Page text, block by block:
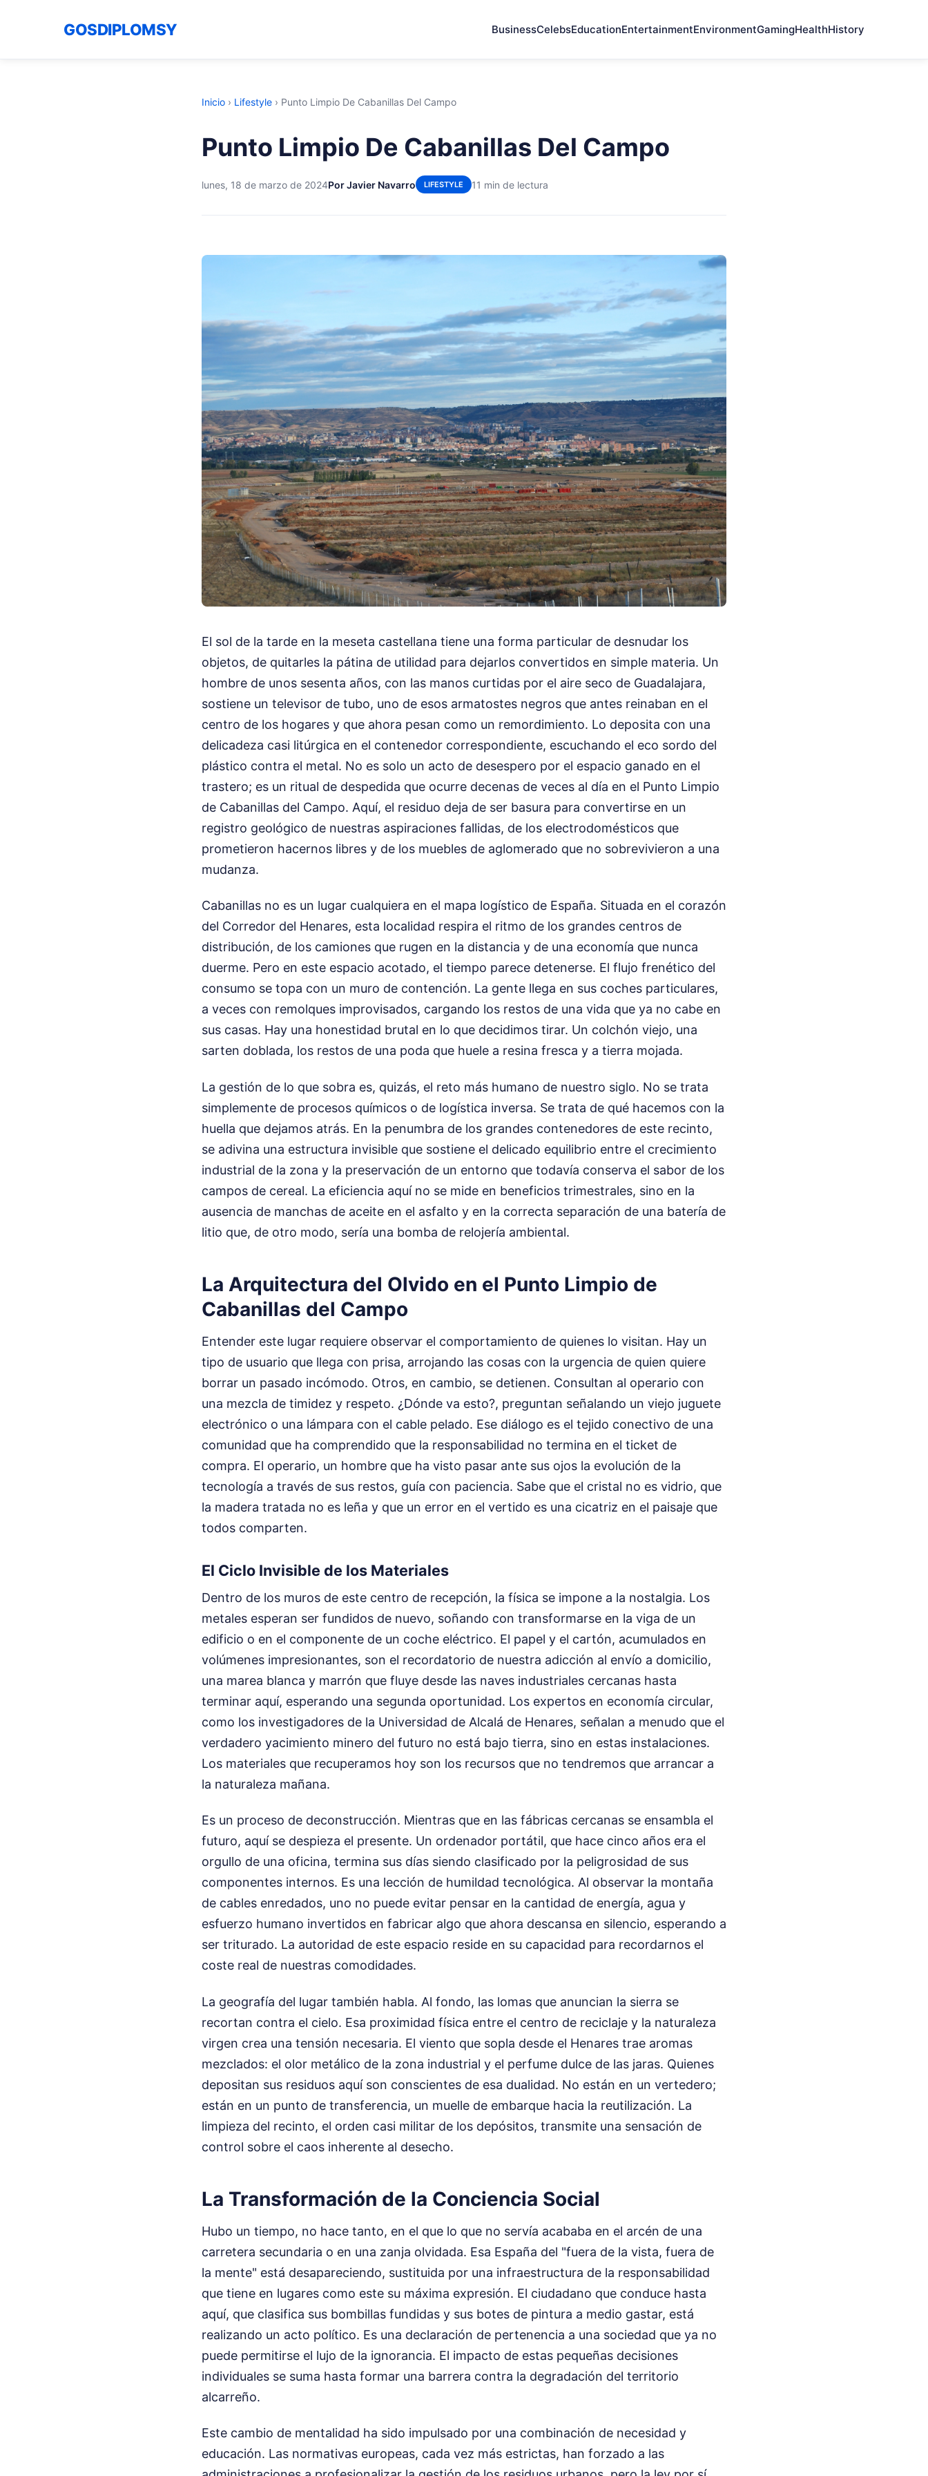
GOSDIPLOMSY BusinessCelebsEducationEntertainmentEnvironmentGamingHealthHistory
Inicio › Lifestyle › Punto Limpio De Cabanillas Del Campo
Punto Limpio De Cabanillas Del Campo
lunes, 18 de marzo de 2024Por Javier Navarro LIFESTYLE 11 min de lectura
El sol de la tarde en la meseta castellana tiene una forma particular de desnudar los
objetos, de quitarles la pátina de utilidad para dejarlos convertidos en simple materia. Un
hombre de unos sesenta años, con las manos curtidas por el aire seco de Guadalajara,
sostiene un televisor de tubo, uno de esos armatostes negros que antes reinaban en el
centro de los hogares y que ahora pesan como un remordimiento. Lo deposita con una
delicadeza casi litúrgica en el contenedor correspondiente, escuchando el eco sordo del
plástico contra el metal. No es solo un acto de desespero por el espacio ganado en el
trastero; es un ritual de despedida que ocurre decenas de veces al día en el Punto Limpio
de Cabanillas del Campo. Aquí, el residuo deja de ser basura para convertirse en un
registro geológico de nuestras aspiraciones fallidas, de los electrodomésticos que
prometieron hacernos libres y de los muebles de aglomerado que no sobrevivieron a una
mudanza.
Cabanillas no es un lugar cualquiera en el mapa logístico de España. Situada en el corazón
del Corredor del Henares, esta localidad respira el ritmo de los grandes centros de
distribución, de los camiones que rugen en la distancia y de una economía que nunca
duerme. Pero en este espacio acotado, el tiempo parece detenerse. El flujo frenético del
consumo se topa con un muro de contención. La gente llega en sus coches particulares,
a veces con remolques improvisados, cargando los restos de una vida que ya no cabe en
sus casas. Hay una honestidad brutal en lo que decidimos tirar. Un colchón viejo, una
sarten doblada, los restos de una poda que huele a resina fresca y a tierra mojada.
La gestión de lo que sobra es, quizás, el reto más humano de nuestro siglo. No se trata
simplemente de procesos químicos o de logística inversa. Se trata de qué hacemos con la
huella que dejamos atrás. En la penumbra de los grandes contenedores de este recinto,
se adivina una estructura invisible que sostiene el delicado equilibrio entre el crecimiento
industrial de la zona y la preservación de un entorno que todavía conserva el sabor de los
campos de cereal. La eficiencia aquí no se mide en beneficios trimestrales, sino en la
ausencia de manchas de aceite en el asfalto y en la correcta separación de una batería de
litio que, de otro modo, sería una bomba de relojería ambiental.
La Arquitectura del Olvido en el Punto Limpio de
Cabanillas del Campo
Entender este lugar requiere observar el comportamiento de quienes lo visitan. Hay un
tipo de usuario que llega con prisa, arrojando las cosas con la urgencia de quien quiere
borrar un pasado incómodo. Otros, en cambio, se detienen. Consultan al operario con
una mezcla de timidez y respeto. ¿Dónde va esto?, preguntan señalando un viejo juguete
electrónico o una lámpara con el cable pelado. Ese diálogo es el tejido conectivo de una
comunidad que ha comprendido que la responsabilidad no termina en el ticket de
compra. El operario, un hombre que ha visto pasar ante sus ojos la evolución de la
tecnología a través de sus restos, guía con paciencia. Sabe que el cristal no es vidrio, que
la madera tratada no es leña y que un error en el vertido es una cicatriz en el paisaje que
todos comparten.
El Ciclo Invisible de los Materiales
Dentro de los muros de este centro de recepción, la física se impone a la nostalgia. Los
metales esperan ser fundidos de nuevo, soñando con transformarse en la viga de un
edificio o en el componente de un coche eléctrico. El papel y el cartón, acumulados en
volúmenes impresionantes, son el recordatorio de nuestra adicción al envío a domicilio,
una marea blanca y marrón que fluye desde las naves industriales cercanas hasta
terminar aquí, esperando una segunda oportunidad. Los expertos en economía circular,
como los investigadores de la Universidad de Alcalá de Henares, señalan a menudo que el
verdadero yacimiento minero del futuro no está bajo tierra, sino en estas instalaciones.
Los materiales que recuperamos hoy son los recursos que no tendremos que arrancar a
la naturaleza mañana.
Es un proceso de deconstrucción. Mientras que en las fábricas cercanas se ensambla el
futuro, aquí se despieza el presente. Un ordenador portátil, que hace cinco años era el
orgullo de una oficina, termina sus días siendo clasificado por la peligrosidad de sus
componentes internos. Es una lección de humildad tecnológica. Al observar la montaña
de cables enredados, uno no puede evitar pensar en la cantidad de energía, agua y
esfuerzo humano invertidos en fabricar algo que ahora descansa en silencio, esperando a
ser triturado. La autoridad de este espacio reside en su capacidad para recordarnos el
coste real de nuestras comodidades.
La geografía del lugar también habla. Al fondo, las lomas que anuncian la sierra se
recortan contra el cielo. Esa proximidad física entre el centro de reciclaje y la naturaleza
virgen crea una tensión necesaria. El viento que sopla desde el Henares trae aromas
mezclados: el olor metálico de la zona industrial y el perfume dulce de las jaras. Quienes
depositan sus residuos aquí son conscientes de esa dualidad. No están en un vertedero;
están en un punto de transferencia, un muelle de embarque hacia la reutilización. La
limpieza del recinto, el orden casi militar de los depósitos, transmite una sensación de
control sobre el caos inherente al desecho.
La Transformación de la Conciencia Social
Hubo un tiempo, no hace tanto, en el que lo que no servía acababa en el arcén de una
carretera secundaria o en una zanja olvidada. Esa España del "fuera de la vista, fuera de
la mente" está desapareciendo, sustituida por una infraestructura de la responsabilidad
que tiene en lugares como este su máxima expresión. El ciudadano que conduce hasta
aquí, que clasifica sus bombillas fundidas y sus botes de pintura a medio gastar, está
realizando un acto político. Es una declaración de pertenencia a una sociedad que ya no
puede permitirse el lujo de la ignorancia. El impacto de estas pequeñas decisiones
individuales se suma hasta formar una barrera contra la degradación del territorio
alcarreño.
Este cambio de mentalidad ha sido impulsado por una combinación de necesidad y
educación. Las normativas europeas, cada vez más estrictas, han forzado a las